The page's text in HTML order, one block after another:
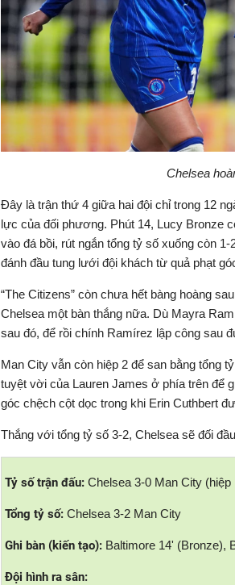
Chelsea
Đây là trận thứ 4 giữa hai đội chỉ trong 12
lực của đối phương. Phút 14, Lucy Bronze
vào đá bồi, rút ngắn tổng tỷ số xuống còn
đánh đầu tung lưới đội khách từ quả phạt
“The Citizens” còn chưa hết bàng hoàng
Chelsea một bàn thắng nữa. Dù Mayra
sau đó, để rồi chính Ramírez lập công sau
Man City vẫn còn hiệp 2 để san bằng tổng
tuyệt vời của Lauren James ở phía trên để
góc chệch cột dọc trong khi Erin Cuthbert
Thắng với tổng tỷ số 3-2, Chelsea sẽ đối
Tỷ số trận đấu: Chelsea 3-0 Man City (hiệp
Tổng tỷ số: Chelsea 3-2 Man City
Ghi bàn (kiến tạo): Baltimore 14' (Bronze),
Đội hình ra sân: